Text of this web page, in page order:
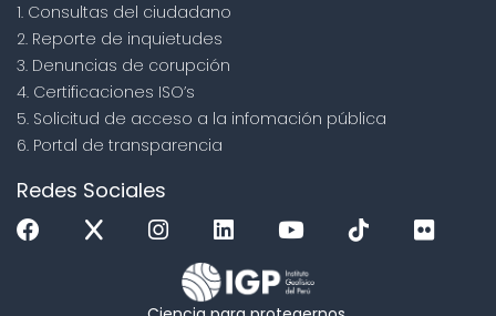
1. Consultas del ciudadano
2. Reporte de inquietudes
3. Denuncias de corupción
4. Certificaciones ISO’s
5. Solicitud de acceso a la infomación pública
6. Portal de transparencia
Redes Sociales